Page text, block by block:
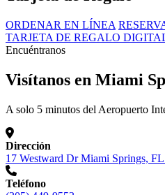
ORDENAR EN LÍNEA
TARJETA DE REGALO
Encuéntranos
Visítanos en Miami
A solo 5 minutos del Aeropuerto
Dirección
17 Westward Dr Miami Springs,
Teléfono